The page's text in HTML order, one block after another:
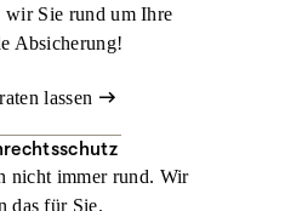
wir Sie rund um Ihre
Absicherung!
lassen
nicht immer rund. Wir
das für Sie.